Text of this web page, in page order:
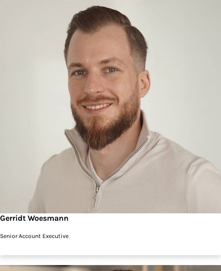
Gerridt Woesmann
Senior Account Executive